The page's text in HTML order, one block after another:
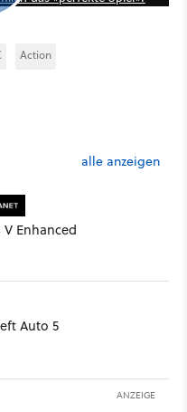
Action
alle anzeigen
Enhanced
Auto 5
ANZEIGE